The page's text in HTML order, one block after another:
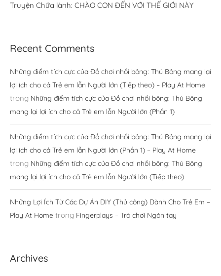
Truyện Chữa lành: CHÀO CON ĐẾN VỚI THẾ GIỚI NÀY
Recent Comments
Những điểm tích cực của Đồ chơi nhồi bông: Thú Bông mang lại
lợi ích cho cả Trẻ em lẫn Người lớn (Tiếp theo) – Play At Home
trong Những điểm tích cực của Đồ chơi nhồi bông: Thú Bông
mang lại lợi ích cho cả Trẻ em lẫn Người lớn (Phần 1)
Những điểm tích cực của Đồ chơi nhồi bông: Thú Bông mang lại
lợi ích cho cả Trẻ em lẫn Người lớn (Phần 1) – Play At Home
trong Những điểm tích cực của Đồ chơi nhồi bông: Thú Bông
mang lại lợi ích cho cả Trẻ em lẫn Người lớn (Tiếp theo)
Những Lợi Ích Từ Các Dự Án DIY (Thủ công) Dành Cho Trẻ Em –
Play At Home trong Fingerplays – Trò chơi Ngón tay
Archives